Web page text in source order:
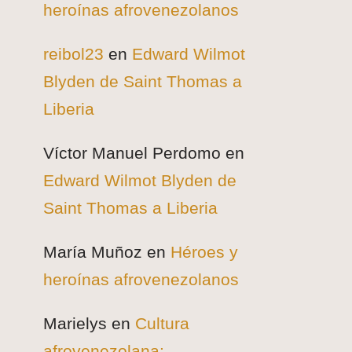
heroínas afrovenezolanos
reibol23 en Edward Wilmot
Blyden de Saint Thomas a
Liberia
Víctor Manuel Perdomo en
Edward Wilmot Blyden de
Saint Thomas a Liberia
María Muñoz en Héroes y
heroínas afrovenezolanos
Marielys en Cultura